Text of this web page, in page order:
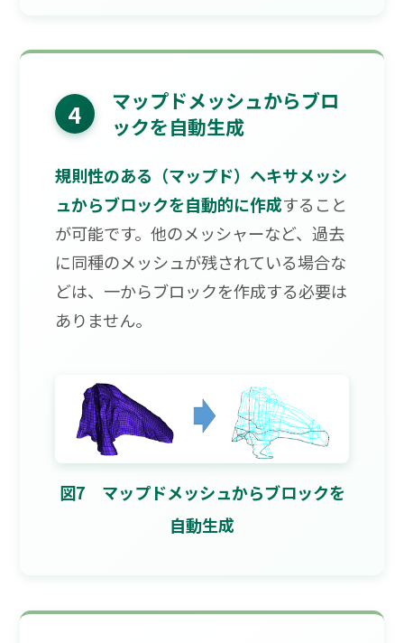
4
マップドメッシュからブロ
ックを自動生成
規則性のある（マップド）ヘキサメッシ
ュからブロックを自動的に作成すること
が可能です。他のメッシャーなど、過去
に同種のメッシュが残されている場合な
どは、一からブロックを作成する必要は
ありません。
図7 マップドメッシュからブロックを
自動生成